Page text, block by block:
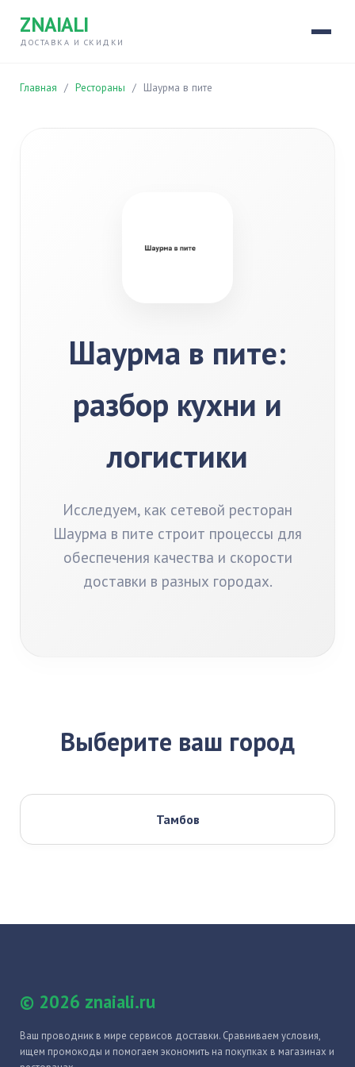
ZNAIALI
ДОСТАВКА И СКИДКИ
Главная / Рестораны / Шаурма в пите
Шаурма в пите:
разбор кухни и
логистики
Исследуем, как сетевой ресторан
Шаурма в пите строит процессы для
обеспечения качества и скорости
доставки в разных городах.
Выберите ваш город
Тамбов
© 2026 znaiali.ru
Ваш проводник в мире сервисов доставки. Сравниваем условия,
ищем промокоды и помогаем экономить на покупках в магазинах и